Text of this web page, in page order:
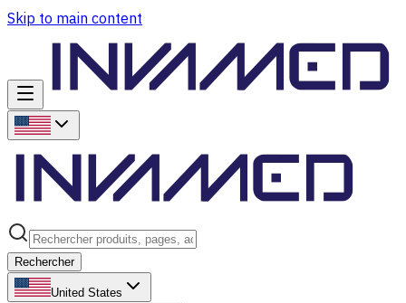
Skip to main content
Rechercher
United States